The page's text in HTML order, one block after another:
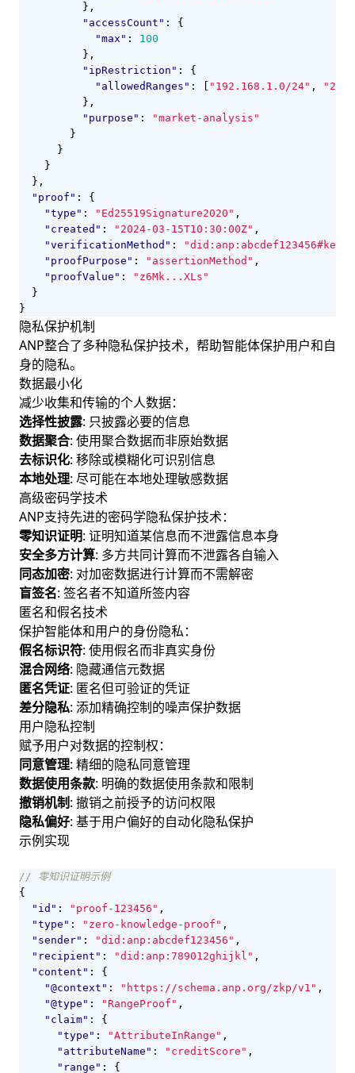
},
"accessCount" :
{
"max" :
100
},
"ipRestriction" :
{
"allowedRanges" : "192.168.1.0/24" ,
},
"purpose" :
"market-analysis"
}
}
}
},
"proof" :
{
"type" : "Ed25519Signature2020" ,
"created" : "2024-03-15T10:30:00Z" ,
"verificationMethod" :
"did:anp:abcdef123456#key-
"proofPurpose" : "assertionMethod" ,
"proofValue" :
"z6Mk...XLs"
}
}
隐私保护机制
ANP整合了多种隐私保护技术，帮助智能体保护用户和自
身的隐私。
数据最小化
减少收集和传输的个人数据：
选择性披露: 只披露必要的信息
数据聚合: 使用聚合数据而非原始数据
去标识化: 移除或模糊化可识别信息
本地处理: 尽可能在本地处理敏感数据
高级密码学技术
ANP支持先进的密码学隐私保护技术：
零知识证明: 证明知道某信息而不泄露信息本身
安全多方计算: 多方共同计算而不泄露各自输入
同态加密: 对加密数据进行计算而不需解密
盲签名: 签名者不知道所签内容
匿名和假名技术
保护智能体和用户的身份隐私：
假名标识符: 使用假名而非真实身份
混合网络: 隐藏通信元数据
匿名凭证: 匿名但可验证的凭证
差分隐私: 添加精确控制的噪声保护数据
用户隐私控制
赋予用户对数据的控制权：
同意管理: 精细的隐私同意管理
数据使用条款: 明确的数据使用条款和限制
撤销机制: 撤销之前授予的访问权限
隐私偏好: 基于用户偏好的自动化隐私保护
示例实现
{
"id" : "proof-123456" ,
"type" : "zero-knowledge-proof" ,
"sender" : "did:anp:abcdef123456" ,
"recipient" : "did:anp:789012ghijkl" ,
"content" :
{
"@context" : "https://schema.anp.org/zkp/v1" ,
"@type" : "RangeProof" ,
"claim" :
{
"type" : "AttributeInRange" ,
"attributeName" : "creditScore" ,
"range" : {